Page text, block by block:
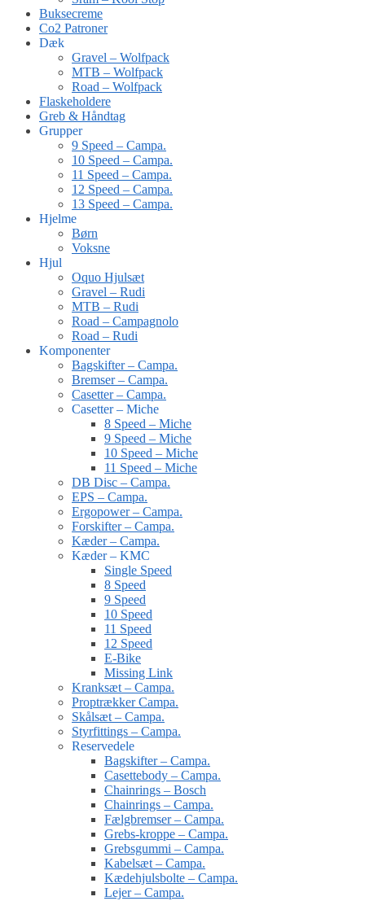
Buksecreme
Co2 Patroner
Dæk
Gravel – Wolfpack
MTB – Wolfpack
Road – Wolfpack
Flaskeholdere
Greb & Håndtag
Grupper
9 Speed – Campa.
10 Speed – Campa.
11 Speed – Campa.
12 Speed – Campa.
13 Speed – Campa.
Hjelme
Børn
Voksne
Hjul
Oquo Hjulsæt
Gravel – Rudi
MTB – Rudi
Road – Campagnolo
Road – Rudi
Komponenter
Bagskifter – Campa.
Bremser – Campa.
Casetter – Campa.
Casetter – Miche
8 Speed – Miche
9 Speed – Miche
10 Speed – Miche
11 Speed – Miche
DB Disc – Campa.
EPS – Campa.
Ergopower – Campa.
Forskifter – Campa.
Kæder – Campa.
Kæder – KMC
Single Speed
8 Speed
9 Speed
10 Speed
11 Speed
12 Speed
E-Bike
Missing Link
Kranksæt – Campa.
Proptrækker Campa.
Skålsæt – Campa.
Styrfittings – Campa.
Reservedele
Bagskifter – Campa.
Casettebody – Campa.
Chainrings – Bosch
Chainrings – Campa.
Fælgbremser – Campa.
Grebs-kroppe – Campa.
Grebsgummi – Campa.
Kabelsæt – Campa.
Kædehjulsbolte – Campa.
Lejer – Campa.